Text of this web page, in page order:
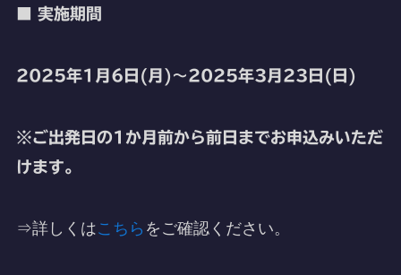
■ 実施期間
2025年1月6日(月)～2025年3月23日(日)
※ご出発日の1か月前から前日までお申込みいただ
けます。
⇒詳しくはこちら をご確認ください。